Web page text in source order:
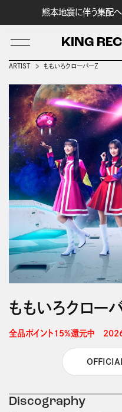
熊本地震に伴う集配
KING
LOG IN
ARTIST ももいろクローバーＺ
ももいろクロー
全品ポイント15%還元中　
Discography